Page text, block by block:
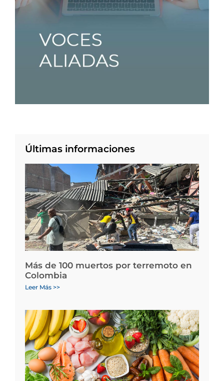
Últimas informaciones
Más de 100 muertos por terremoto en
Colombia
Leer Más >>